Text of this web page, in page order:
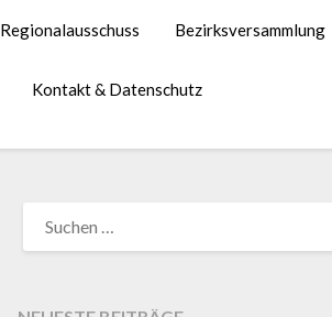
Regionalausschuss Bezirksversammlung
Kontakt & Datenschutz